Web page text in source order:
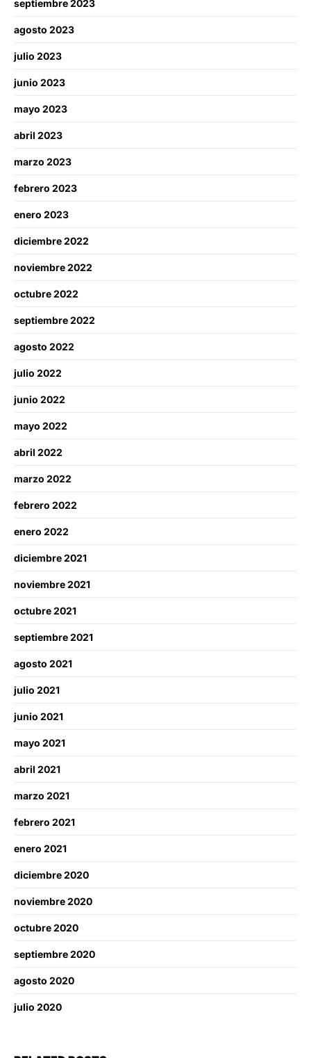
septiembre 2023
agosto 2023
julio 2023
junio 2023
mayo 2023
abril 2023
marzo 2023
febrero 2023
enero 2023
diciembre 2022
noviembre 2022
octubre 2022
septiembre 2022
agosto 2022
julio 2022
junio 2022
mayo 2022
abril 2022
marzo 2022
febrero 2022
enero 2022
diciembre 2021
noviembre 2021
octubre 2021
septiembre 2021
agosto 2021
julio 2021
junio 2021
mayo 2021
abril 2021
marzo 2021
febrero 2021
enero 2021
diciembre 2020
noviembre 2020
octubre 2020
septiembre 2020
agosto 2020
julio 2020